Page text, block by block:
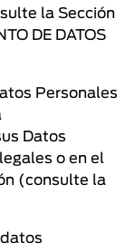
la Sección
DE DATOS
Personales
Datos
o en el
(consulte la